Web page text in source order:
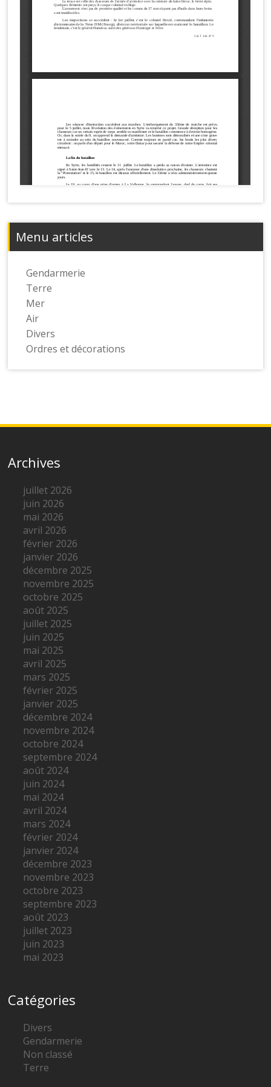
Menu articles
Gendarmerie
Terre
Mer
Air
Divers
Ordres et décorations
Archives
juillet 2026
juin 2026
mai 2026
avril 2026
février 2026
janvier 2026
décembre 2025
novembre 2025
octobre 2025
août 2025
juillet 2025
juin 2025
mai 2025
avril 2025
mars 2025
février 2025
janvier 2025
décembre 2024
novembre 2024
octobre 2024
septembre 2024
août 2024
juin 2024
mai 2024
avril 2024
mars 2024
février 2024
janvier 2024
décembre 2023
novembre 2023
octobre 2023
septembre 2023
août 2023
juillet 2023
juin 2023
mai 2023
Catégories
Divers
Gendarmerie
Non classé
Terre